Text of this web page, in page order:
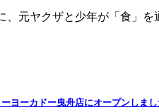
、元ヤクザと少年が「食」
ヨーカドー曳舟店にオープンしまし